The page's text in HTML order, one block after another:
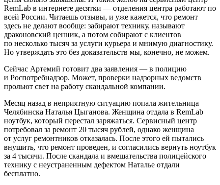
RemLab в интернете десятки — отделения центра работают по
всей России. Читаешь отзывы, и уже кажется, что ремонт
здесь не делают вообще: забирают технику, называют
драконовский ценник, а потом собирают с клиентов
по несколько тысяч за услуги курьера и мнимую диагностику.
Но утверждать это без доказательств мы, конечно, не можем.
Сейчас Артемий готовит два заявления — в полицию
и Роспотребнадзор. Может, проверки надзорных ведомств
прольют свет на работу скандальной компании.
Месяц назад в неприятную ситуацию попала жительница
Челябинска Наталья Цыганова. Женщина отдала в RemLab
ноутбук, который перестал заряжаться. Сервисный центр
потребовал за ремонт 20 тысяч рублей, однако женщина
от услуг ремонтников отказалась. После этого ей пытались
внушить, что ремонт проведен, и согласились вернуть ноутбук
за 4 тысячи. После скандала и вмешательства полицейского
технику с неустраненным дефектом Наталье отдали
бесплатно.